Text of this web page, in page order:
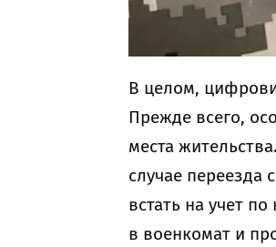
В целом,
Прежде всего,
места
случае переезда
встать на учет
в военкомат и